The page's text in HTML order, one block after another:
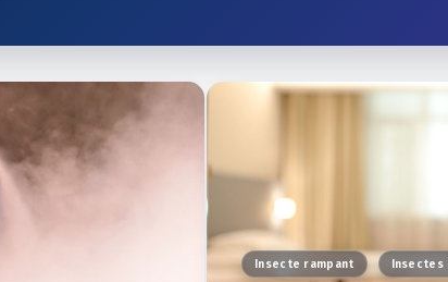
Insecte rampant